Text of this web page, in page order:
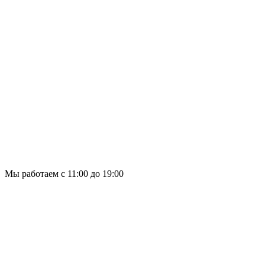
Мы работаем с 11:00 до 19:00